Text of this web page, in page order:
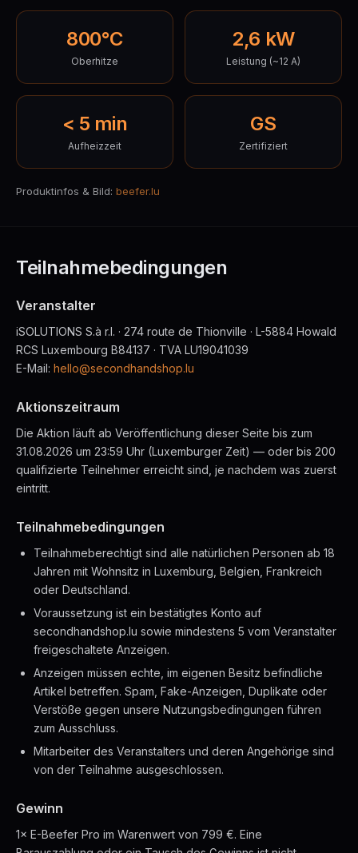
800°C
Oberhitze
2,6 kW
Leistung (~12 A)
< 5 min
Aufheizzeit
GS
Zertifiziert
Produktinfos & Bild: beefer.lu
Teilnahmebedingungen
Veranstalter
iSOLUTIONS S.à r.l. · 274 route de Thionville · L-5884 Howald
RCS Luxembourg B84137 · TVA LU19041039
E-Mail: hello@secondhandshop.lu
Aktionszeitraum
Die Aktion läuft ab Veröffentlichung dieser Seite bis zum
31.08.2026 um 23:59 Uhr (Luxemburger Zeit) — oder bis 200
qualifizierte Teilnehmer erreicht sind, je nachdem was zuerst
eintritt.
Teilnahmebedingungen
Teilnahmeberechtigt sind alle natürlichen Personen ab 18
Jahren mit Wohnsitz in Luxemburg, Belgien, Frankreich
oder Deutschland.
Voraussetzung ist ein bestätigtes Konto auf
secondhandshop.lu sowie mindestens 5 vom Veranstalter
freigeschaltete Anzeigen.
Anzeigen müssen echte, im eigenen Besitz befindliche
Artikel betreffen. Spam, Fake-Anzeigen, Duplikate oder
Verstöße gegen unsere Nutzungsbedingungen führen
zum Ausschluss.
Mitarbeiter des Veranstalters und deren Angehörige sind
von der Teilnahme ausgeschlossen.
Gewinn
1× E-Beefer Pro im Warenwert von 799 €. Eine